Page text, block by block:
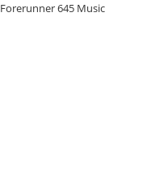
Forerunner 645 Music